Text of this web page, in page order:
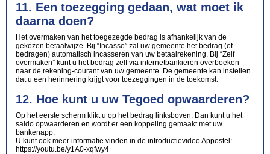
11. Een toezegging gedaan, wat moet ik
daarna doen?
Het overmaken van het toegezegde bedrag is afhankelijk van de
gekozen betaalwijze. Bij “Incasso” zal uw gemeente het bedrag (of
bedragen) automatisch incasseren van uw betaalrekening. Bij “Zelf
overmaken” kunt u het bedrag zelf via internetbankieren overboeken
naar de rekening-courant van uw gemeente. De gemeente kan instellen
dat u een herinnering krijgt voor toezeggingen in de toekomst.
12. Hoe kunt u uw Tegoed opwaarderen?
Op het eerste scherm klikt u op het bedrag linksboven. Dan kunt u het
saldo opwaarderen en wordt er een koppeling gemaakt met uw
bankenapp.
U kunt ook meer informatie vinden in de introductievideo Appostel:
https://youtu.be/y1A0-xqfwy4